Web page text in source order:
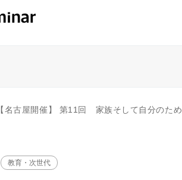
【名古屋開催】 第11回 家族そして自分のために考える 終活セミナー ～おひとり様が安心して人生をおくるために～
教育・次世代